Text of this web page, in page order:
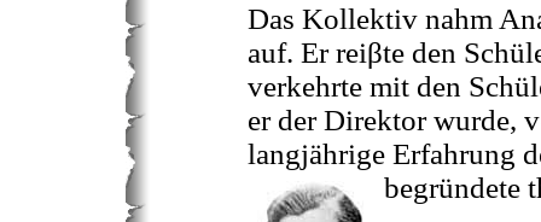
Das Kollektiv nahm
auf. Er reiβte den
verkehrte mit den
er der Direktor wurde,
langjährige Erfahrung
begründete